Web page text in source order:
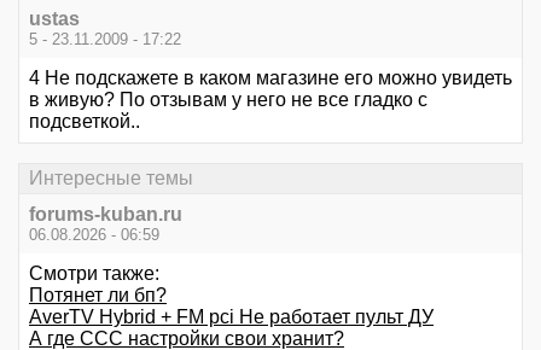
ustas
5 - 23.11.2009 - 17:22
4 Не подскажете в каком магазине его можно увидеть
в живую? По отзывам у него не все гладко с
подсветкой..
Интересные темы
forums-kuban.ru
06.08.2026 - 06:59
Смотри также:
Потянет ли бп?
AverTV Hybrid + FM pci Не работает пульт ДУ
А где ССС настройки свои хранит?